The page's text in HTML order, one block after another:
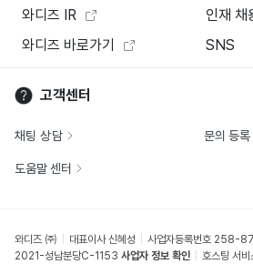
와디즈 IR
인재 채
와디즈 바로가기
SNS
고객센터
채팅 상담 문의 등록
도움말 센터
와디즈 ㈜ 대표이사 신혜성 사업자등록번호 258-
2021-성남분당C-1153 사업자 정보 확인 호스팅 서